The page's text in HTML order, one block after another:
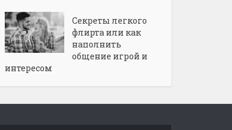
Секреты легкого
флирта или как
наполнить
общение игрой и
интересом